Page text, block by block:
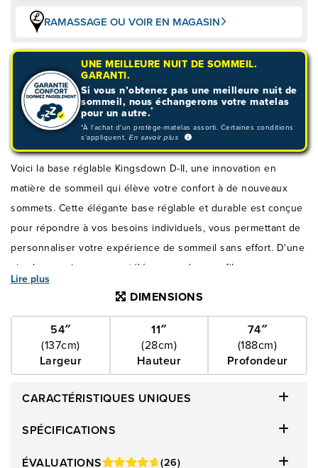
RAMASSAGE OU VOIR EN MAGASIN
UNE MEILLEURE NUIT DE SOMMEIL.
GARANTI.
Si vous n’obtenez pas une meilleure nuit de
sommeil, nous échangerons votre matelas
pour un autre.*
*À l'achat d'un protège-matelas assorti. Certaines conditions
s'appliquent. En savoir plus
Voici la base réglable Kingsdown D-II, une innovation en
matière de sommeil qui élève votre confort à de nouveaux
sommets. Cette élégante base réglable et durable est conçue
pour répondre à vos besoins individuels, vous permettant de
personnaliser votre expérience de sommeil sans effort. D'une
simple pression sur une télécommande sans fil, vous pouvez
régler la position de la tête et des pieds pour trouver l'angle
de massage intégrée ajoute une couche supplémentaire de
luxe, favorisant la relaxation et apaisant les tensions.
Améliorez votre chambre à coucher avec la base réglable
personnalisé et rajeunissant. Adoptez l'avenir du confort et
transformez vos nuits en un havre de détente.
Lire plus
DIMENSIONS
54″
(137cm)
Largeur
11″
(28cm)
Hauteur
74″
(188cm)
Profondeur
CARACTÉRISTIQUES UNIQUES
SPÉCIFICATIONS
ÉVALUATIONS
(26)